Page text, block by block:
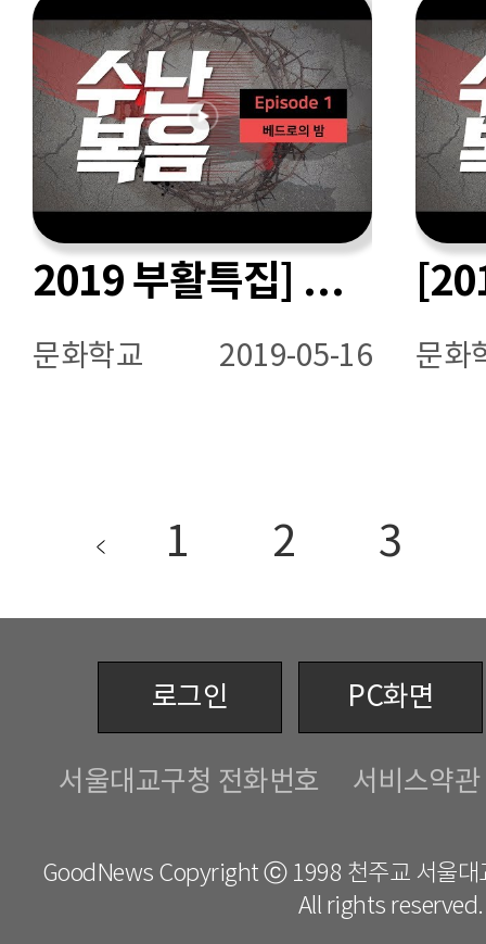
2019 부활특집] 수난복음 - 베드로의 밤
문화학교 2019-05-16 문화
1 2 3
로그인 PC화면
서울대교구청 전화번호 서비스약관
GoodNews Copyright ⓒ 1998 천주교 서울대
All rights reserved.